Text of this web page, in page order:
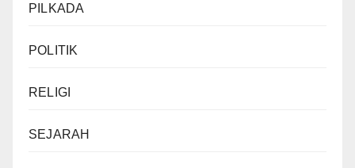
PILKADA
POLITIK
RELIGI
SEJARAH